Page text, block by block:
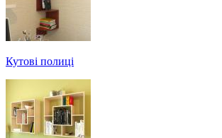
Кутові полиці